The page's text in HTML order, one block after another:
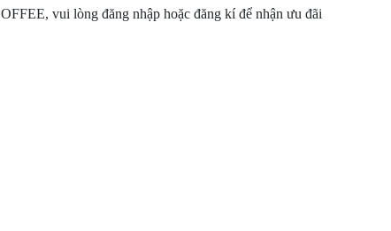
vui lòng đăng nhập hoặc đăng kí để nhận ưu đãi